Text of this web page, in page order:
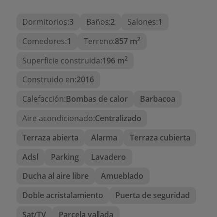
a muy poca distancia de las impresionantes playas
como residencia habitual como para disfrutarla
como casa de vacaciones. Una oportunidad única
villa moderna, sostenible y lista para entrar a
Características Generales
planta
Año de construcción:2016
Ubicación:Moraira, a poca distancia de
Dormitorios:3 Baños:2 Salones:1
Comedores:1 Terreno:857 m2
Superficie construida:196 m2
Construido en:2016
Calefacción:Bombas de calor
Barbacoa
Aire acondicionado:Centralizado
Terraza abierta
Alarma
Terraza cubierta
Adsl
Parking
Lavadero
Ducha al aire libre
Amueblado
Doble acristalamiento
Puerta de seguridad
Sat/TV
Parcela vallada